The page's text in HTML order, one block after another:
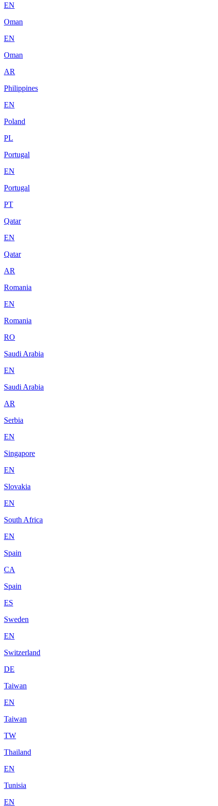
EN
Oman
EN
Oman
AR
Philippines
EN
Poland
PL
Portugal
EN
Portugal
PT
Qatar
EN
Qatar
AR
Romania
EN
Romania
RO
Saudi Arabia
EN
Saudi Arabia
AR
Serbia
EN
Singapore
EN
Slovakia
EN
South Africa
EN
Spain
CA
Spain
ES
Sweden
EN
Switzerland
DE
Taiwan
EN
Taiwan
TW
Thailand
EN
Tunisia
EN